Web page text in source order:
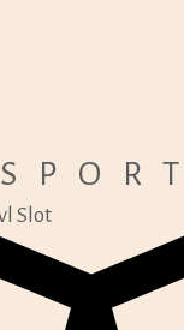
Slot